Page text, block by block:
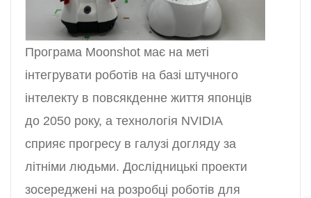
Програма Moonshot має на меті
інтегрувати роботів на базі штучного
інтелекту в повсякденне життя японців
до 2050 року, а технологія NVIDIA
сприяє прогресу в галузі догляду за
літніми людьми. Дослідницькі проекти
зосереджені на розробці роботів для